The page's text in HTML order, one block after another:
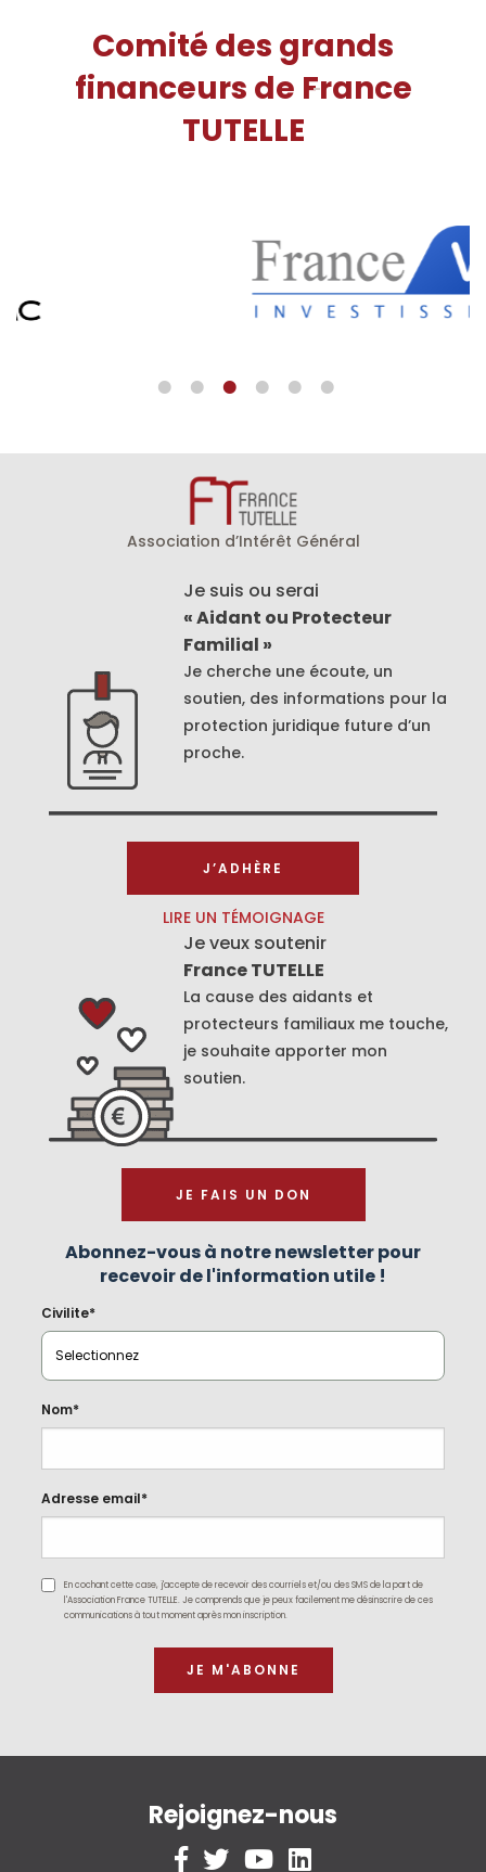
Comité des grands
financeurs de France
TUTELLE
Association d’Intérêt Général
Je suis ou serai
« Aidant ou Protecteur
Familial »
Je cherche une écoute, un
soutien, des informations pour la
protection juridique future d’un
proche.
J’ADHÈRE
LIRE UN TÉMOIGNAGE
Je veux soutenir
France TUTELLE
La cause des aidants et
protecteurs familiaux me touche,
je souhaite apporter mon
soutien.
JE FAIS UN DON
Abonnez-vous à notre newsletter pour
recevoir de l'information utile !
Civilite*
Nom*
Adresse email*
En cochant cette case, j'accepte de recevoir des courriels et/ou des SMS de la part de
l'Association France TUTELLE. Je comprends que je peux facilement me désinscrire de ces
communications à tout moment après mon inscription.
Rejoignez-nous